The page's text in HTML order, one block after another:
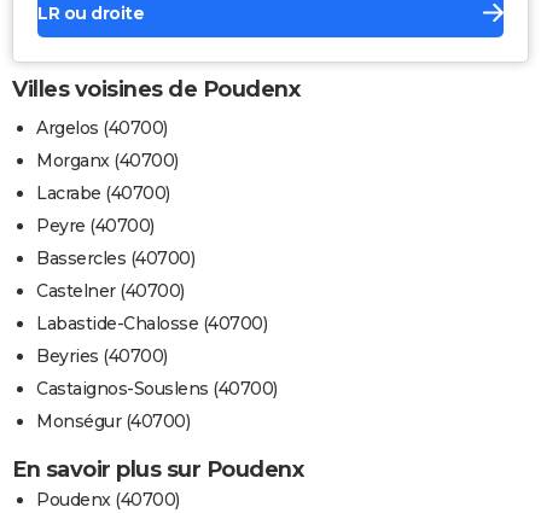
LR ou droite
Villes voisines de Poudenx
Argelos (40700)
Morganx (40700)
Lacrabe (40700)
Peyre (40700)
Bassercles (40700)
Castelner (40700)
Labastide-Chalosse (40700)
Beyries (40700)
Castaignos-Souslens (40700)
Monségur (40700)
En savoir plus sur Poudenx
Poudenx (40700)